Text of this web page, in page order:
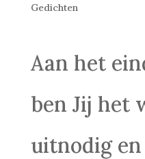
Gedichten
Aan het
ben Jij het
uitnodig